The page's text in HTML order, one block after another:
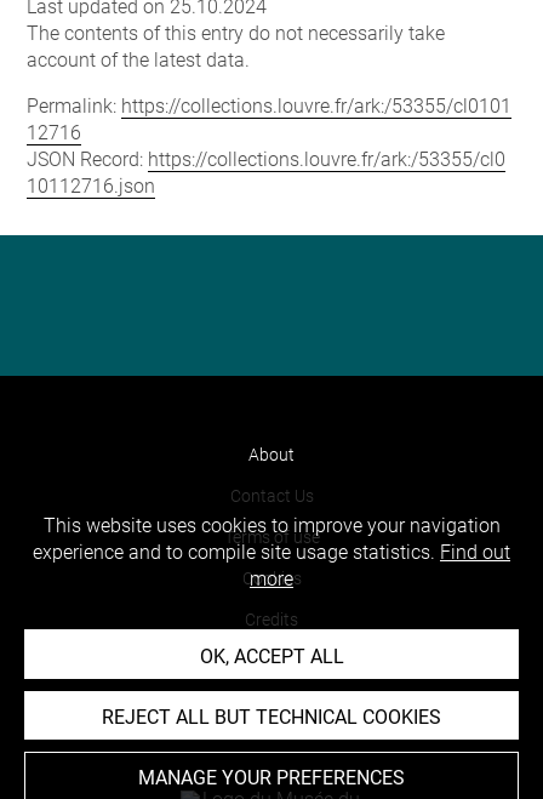
Last updated on 25.10.2024
The contents of this entry do not necessarily take
account of the latest data.
Permalink: https://collections.louvre.fr/ark:/53355/cl0101
12716
JSON Record: https://collections.louvre.fr/ark:/53355/cl0
10112716.json
About
Contact Us
Terms of use
Cookies
Credits
Accessibility : non compliant
This website uses cookies to improve your navigation
experience and to compile site usage statistics. Find out
more
OK, ACCEPT ALL
REJECT ALL BUT TECHNICAL COOKIES
MANAGE YOUR PREFERENCES